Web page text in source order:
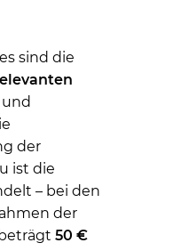
sind die
der
ist die
– bei den
der
50 €